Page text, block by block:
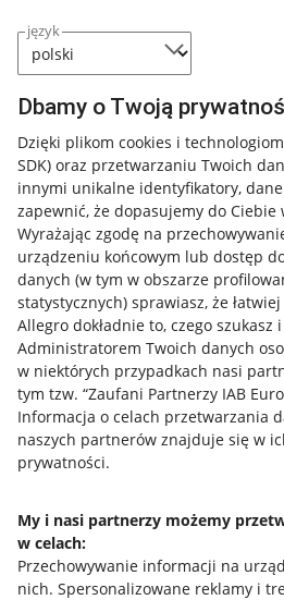
język
Dbamy o Twoją
Dzięki plikom cookies i
SDK) oraz przetwarzaniu Twoich
innymi unikalne identyfikatory,
zapewnić, że dopasujemy do Ciebie
Wyrażając zgodę na
urządzeniu końcowym lub dostęp
danych (w tym w obszarze
statystycznych) sprawiasz, że
Allegro dokładnie to, czego szukasz
Administratorem Twoich danych
w niektórych przypadkach nasi
tym tzw. “Zaufani Partnerzy IAB
Informacja o celach przetwarzania
naszych partnerów znajduje się w
prywatności.
My i nasi partnerzy możemy
w celach:
Przechowywanie informacji na
nich. Spersonalizowane reklamy i
Przydatne informacje
Jak to działa
Napisz do nas
Allegro Gadane dla sprzedających
Allegro Gadane dla kupujących
Mapa miejscowości
Informacje prawne
Regulamin
Polityka plików "cookies"
Udostępnianie lokalizacji
Informacje dla Aktu o Usługach